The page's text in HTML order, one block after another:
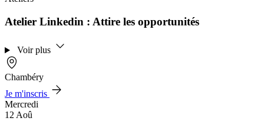
Atelier Linkedin : Attire les opportunités
Voir plus
Chambéry
Je m'inscris
Mercredi
12 Aoû